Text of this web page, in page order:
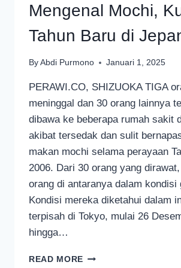
Mengenal Mochi,
Tahun Baru di
By Abdi Purmono Januari 1, 2025
PERAWI.CO, SHIZUOKA TIGA
meninggal dan 30 orang lainnya
dibawa ke beberapa rumah sakit
akibat tersedak dan sulit
makan mochi selama perayaan
2006. Dari 30 orang yang
orang di antaranya dalam kondisi
Kondisi mereka diketahui dalam
terpisah di Tokyo, mulai 26
hingga…
READ MORE MENGENAL